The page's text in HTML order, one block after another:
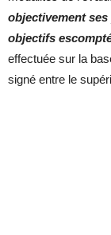
objectivement
objectifs
effectuée sur la
signé entre le